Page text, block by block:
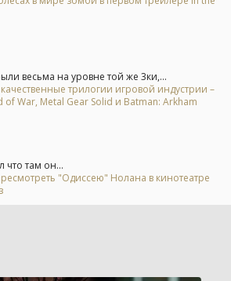
весьма на уровне той же 3ки,...
трилогии игровой индустрии –
of War, Metal Gear Solid и Batman: Arkham
что там он...
"Одиссею" Нолана в кинотеатре